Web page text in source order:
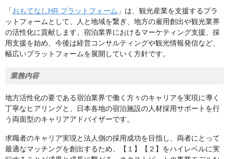
「おもてなしHR プラットフォーム 」は、観光産業を支援するプラ
ットフォームとして、人と地域を繋ぎ、地方の雇用創出や観光業界
の活性化に貢献します。宿泊業界におけるマーケティング支援、採
用支援を始め、今後は経営コンサルティングや観光情報発信など、
幅広いプラットフォームを展開していく方針です。
業務内容
地方活性化の要である宿泊業界で働く方々のキャリアを実現に導く
丁寧なヒアリングと、日本各地の宿泊施設の人材採用サポートを行
う両面型のキャリアアドバイザーです。
求職者のキャリア実現と法人側の採用成功を目指し、両者にとって
最適なマッチングを創出するため、【１】【２】をハイレベルに実